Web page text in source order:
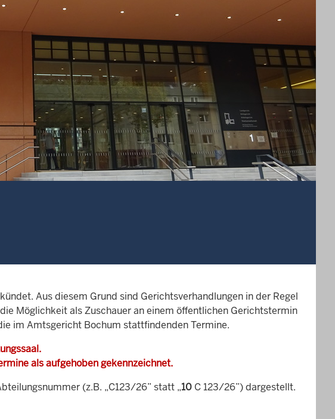
Aus diesem Grund sind Gerichtsverhandlungen in der Regel
Möglichkeit als Zuschauer an einem öffentlichen Gerichtstermin
im Amtsgericht Bochum stattfindenden Termine.
als aufgehoben gekennzeichnet.
(z.B. „C123/26” statt „10 C 123/26”) dargestellt.